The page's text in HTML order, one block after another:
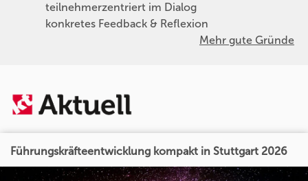
teilnehmerzentriert im Dialog
konkretes Feedback & Reflexion
Mehr gute Gründe
Führungskräfteentwicklung kompakt in Stuttgart 2026